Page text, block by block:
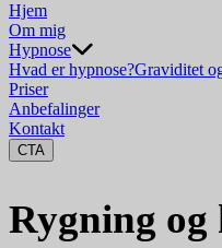
Hjem
Om mig
Hypnose
Hvad er hypnose?Graviditet
Priser
Anbefalinger
Kontakt
CTA
Rygning og